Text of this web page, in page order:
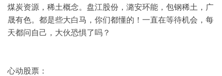
煤炭资源，稀土概念。盘江股份，潞安环能，包钢稀土，广
晟有色。都是些大白马，你们都懂的！一直在等待机会，每
天都问自己，大伙恐惧了吗？
心动股票：